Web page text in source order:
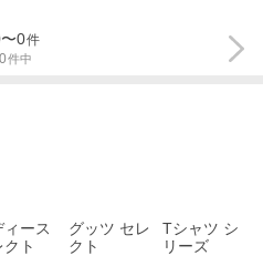
0件中
〜0件
ィース
クト
グッツ セレ
クト
Tシャツ シ
リーズ